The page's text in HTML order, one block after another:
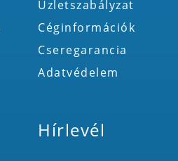
Üzletszabályzat
Céginformációk
Cseregarancia
Adatvédelem
Hírlevél